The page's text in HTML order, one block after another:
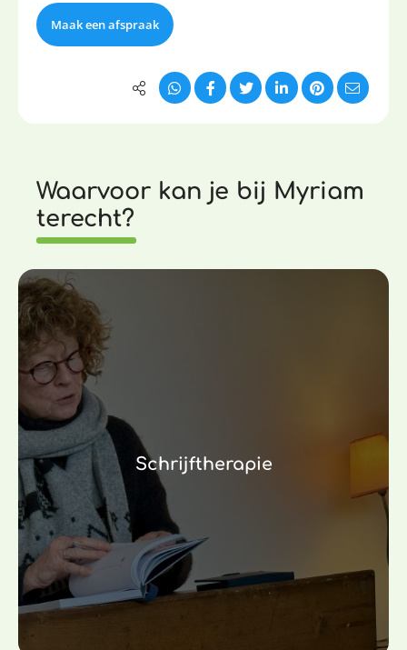
Maak een afspraak
Waarvoor kan je bij Myriam
terecht?
Schrijftherapie